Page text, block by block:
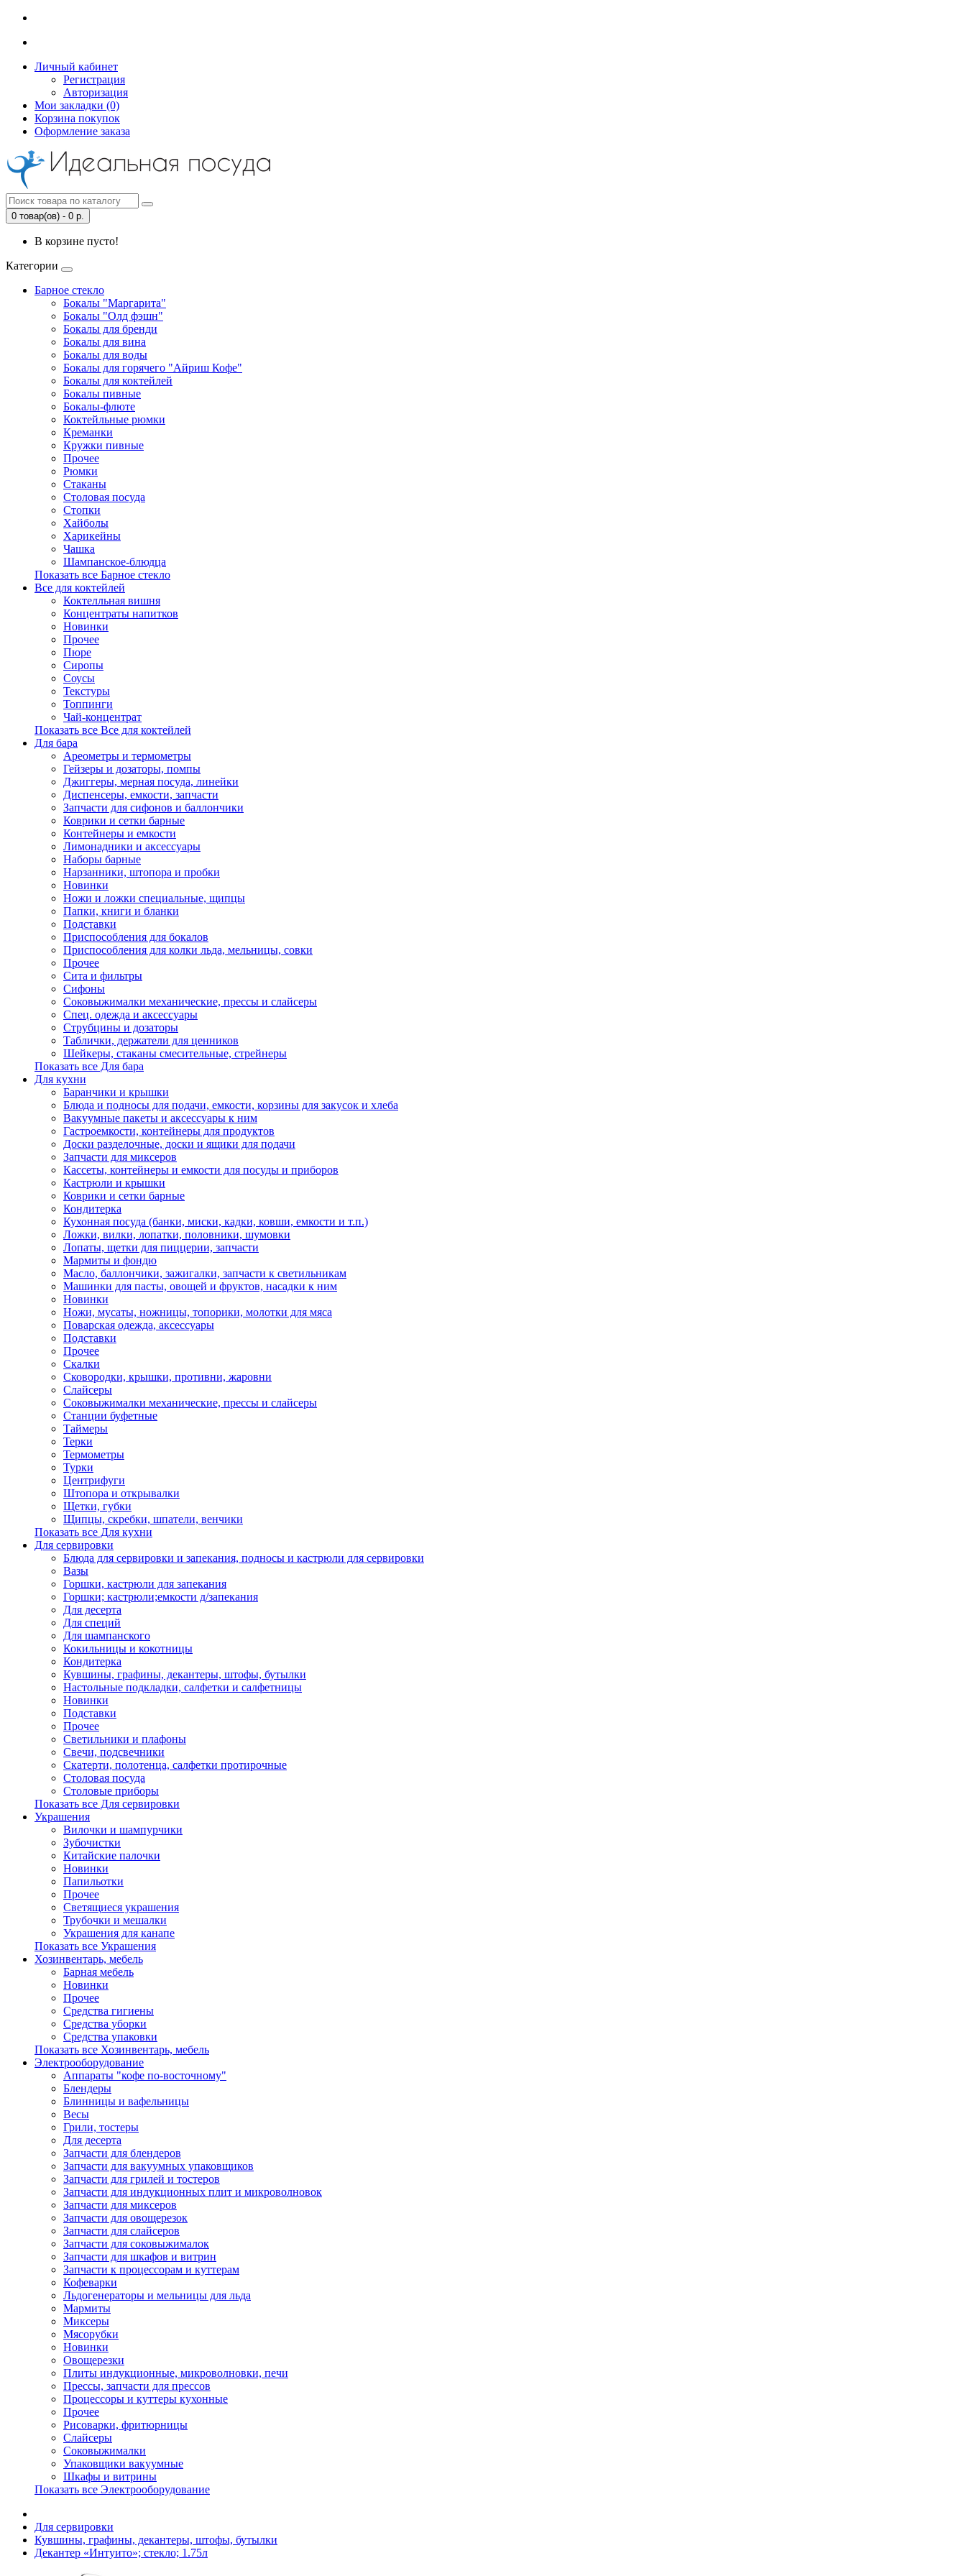
Личный кабинет
Регистрация
Авторизация
Мои закладки (0)
Корзина покупок
Оформление заказа
0 товар(ов) - 0 р.
В корзине пусто!
Категории
Барное стекло
Бокалы "Маргарита"
Бокалы "Олд фэшн"
Бокалы для бренди
Бокалы для вина
Бокалы для воды
Бокалы для горячего "Айриш Кофе"
Бокалы для коктейлей
Бокалы пивные
Бокалы-флюте
Коктейльные рюмки
Креманки
Кружки пивные
Прочее
Рюмки
Стаканы
Столовая посуда
Стопки
Хайболы
Харикейны
Чашка
Шампанское-блюдца
Показать все Барное стекло
Все для коктейлей
Коктелльная вишня
Концентраты напитков
Новинки
Прочее
Пюре
Сиропы
Соусы
Текстуры
Топпинги
Чай-концентрат
Показать все Все для коктейлей
Для бара
Ареометры и термометры
Гейзеры и дозаторы, помпы
Джиггеры, мерная посуда, линейки
Диспенсеры, емкости, запчасти
Запчасти для сифонов и баллончики
Коврики и сетки барные
Контейнеры и емкости
Лимонадники и аксессуары
Наборы барные
Нарзанники, штопора и пробки
Новинки
Ножи и ложки специальные, щипцы
Папки, книги и бланки
Подставки
Приспособления для бокалов
Приспособления для колки льда, мельницы, совки
Прочее
Сита и фильтры
Сифоны
Соковыжималки механические, прессы и слайсеры
Спец. одежда и аксессуары
Струбцины и дозаторы
Таблички, держатели для ценников
Шейкеры, стаканы смесительные, стрейнеры
Показать все Для бара
Для кухни
Баранчики и крышки
Блюда и подносы для подачи, емкости, корзины для закусок и хлеба
Вакуумные пакеты и аксессуары к ним
Гастроемкости, контейнеры для продуктов
Доски разделочные, доски и ящики для подачи
Запчасти для миксеров
Кассеты, контейнеры и емкости для посуды и приборов
Кастрюли и крышки
Коврики и сетки барные
Кондитерка
Кухонная посуда (банки, миски, кадки, ковши, емкости и т.п.)
Ложки, вилки, лопатки, половники, шумовки
Лопаты, щетки для пиццерии, запчасти
Мармиты и фондю
Масло, баллончики, зажигалки, запчасти к светильникам
Машинки для пасты, овощей и фруктов, насадки к ним
Новинки
Ножи, мусаты, ножницы, топорики, молотки для мяса
Поварская одежда, аксессуары
Подставки
Прочее
Скалки
Сковородки, крышки, противни, жаровни
Слайсеры
Соковыжималки механические, прессы и слайсеры
Станции буфетные
Таймеры
Терки
Термометры
Турки
Центрифуги
Штопора и открывалки
Щетки, губки
Щипцы, скребки, шпатели, венчики
Показать все Для кухни
Для сервировки
Блюда для сервировки и запекания, подносы и кастрюли для сервировки
Вазы
Горшки, кастрюли для запекания
Горшки; кастрюли;емкости д/запекания
Для десерта
Для специй
Для шампанского
Кокильницы и кокотницы
Кондитерка
Кувшины, графины, декантеры, штофы, бутылки
Настольные подкладки, салфетки и салфетницы
Новинки
Подставки
Прочее
Светильники и плафоны
Свечи, подсвечники
Скатерти, полотенца, салфетки протирочные
Столовая посуда
Столовые приборы
Показать все Для сервировки
Украшения
Вилочки и шампурчики
Зубочистки
Китайские палочки
Новинки
Папильотки
Прочее
Светящиеся украшения
Трубочки и мешалки
Украшения для канапе
Показать все Украшения
Хозинвентарь, мебель
Барная мебель
Новинки
Прочее
Средства гигиены
Средства уборки
Средства упаковки
Показать все Хозинвентарь, мебель
Электрооборудование
Аппараты "кофе по-восточному"
Блендеры
Блинницы и вафельницы
Весы
Грили, тостеры
Для десерта
Запчасти для блендеров
Запчасти для вакуумных упаковщиков
Запчасти для грилей и тостеров
Запчасти для индукционных плит и микроволновок
Запчасти для миксеров
Запчасти для овощерезок
Запчасти для слайсеров
Запчасти для соковыжималок
Запчасти для шкафов и витрин
Запчасти к процессорам и куттерам
Кофеварки
Льдогенераторы и мельницы для льда
Мармиты
Миксеры
Мясорубки
Новинки
Овощерезки
Плиты индукционные, микроволновки, печи
Прессы, запчасти для прессов
Процессоры и куттеры кухонные
Прочее
Рисоварки, фритюрницы
Слайсеры
Соковыжималки
Упаковщики вакуумные
Шкафы и витрины
Показать все Электрооборудование
Для сервировки
Кувшины, графины, декантеры, штофы, бутылки
Декантер «Интуито»; стекло; 1.75л